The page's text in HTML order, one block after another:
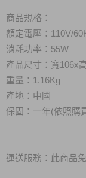
商品規格：
額定電壓：110V/
消耗功率：55W
產品尺寸：寬106x
重量：1.16Kg
產地：中國
保固：一年(依照購
運送服務：此商品